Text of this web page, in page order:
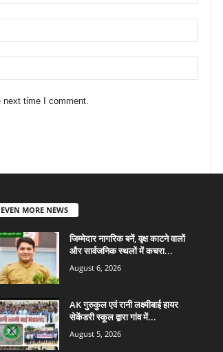
next time I comment.
EVEN MORE NEWS
जिम्मेदार नागरिक बनें, वृक्ष काटने वालों
और सार्वजनिक स्थलों में कचरा...
August 6, 2026
AK गुरुकुल एवं रानी लक्ष्मीबाई हायर
सेकेंडरी स्कूल द्वारा गांव में...
August 5, 2026